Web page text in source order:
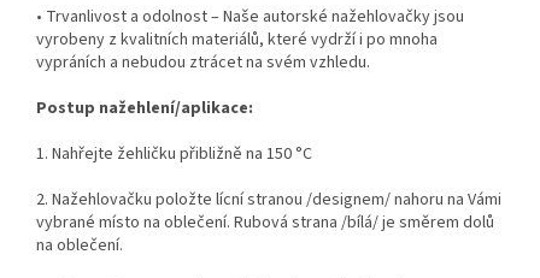
• Trvanlivost a odolnost – Naše autorské nažehlovačky jsou
vyrobeny z kvalitních materiálů, které vydrží i po mnoha
vypráních a nebudou ztrácet na svém vzhledu.
Postup nažehlení/aplikace:
1. Nahřejte žehličku přibližně na 150 °C
2. Nažehlovačku položte lícní stranou /designem/ nahoru na Vámi
vybrané místo na oblečení. Rubová strana /bílá/ je směrem dolů
na oblečení.